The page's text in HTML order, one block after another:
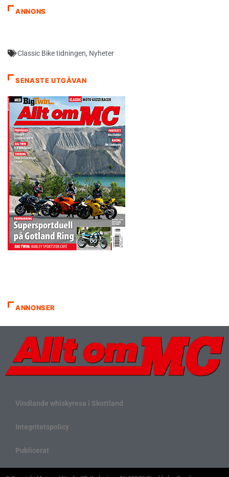
ANNONS
Classic Bike tidningen, Nyheter
SENASTE UTGÅVAN
ANNONSER
Vindlande whiskyresa i Skottland
Integritetspolicy
Publicerat